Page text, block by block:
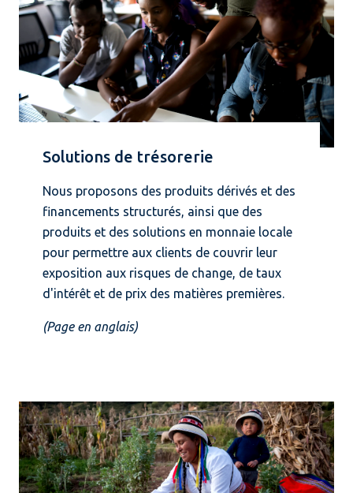
Solutions de trésorerie
Nous proposons des produits dérivés et des
financements structurés, ainsi que des
produits et des solutions en monnaie locale
pour permettre aux clients de couvrir leur
exposition aux risques de change, de taux
d'intérêt et de prix des matières premières.
(Page en anglais)